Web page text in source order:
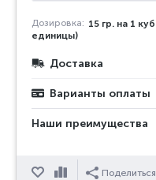
Дозировка: 15 гр. на 1
единицы)
Доставка
Варианты оплаты
Наши преимущества
ОтложитьСравнитьПоделиться